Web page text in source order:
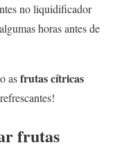
no liquidificador
horas antes de
asfrutas cítricas
frutas